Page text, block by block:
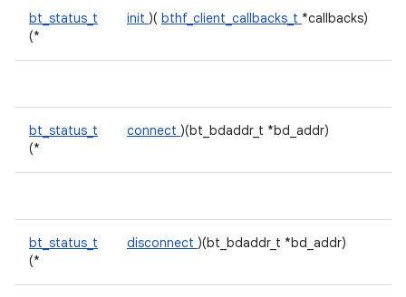
bt_status_t
(*
init )( bthf_client_callbacks_t *callbacks)
bt_status_t
(*
connect )(bt_bdaddr_t *bd_addr)
bt_status_t
(*
disconnect )(bt_bdaddr_t *bd_addr)